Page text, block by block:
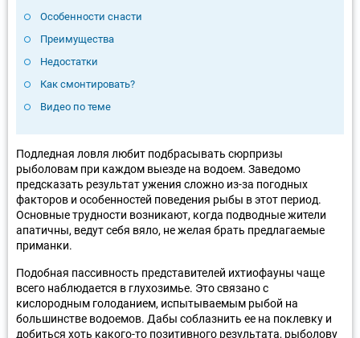
Особенности снасти
Преимущества
Недостатки
Как смонтировать?
Видео по теме
Подледная ловля любит подбрасывать сюрпризы
рыболовам при каждом выезде на водоем. Заведомо
предсказать результат ужения сложно из-за погодных
факторов и особенностей поведения рыбы в этот период.
Основные трудности возникают, когда подводные жители
апатичны, ведут себя вяло, не желая брать предлагаемые
приманки.
Подобная пассивность представителей ихтиофауны чаще
всего наблюдается в глухозимье. Это связано с
кислородным голоданием, испытываемым рыбой на
большинстве водоемов. Дабы соблазнить ее на поклевку и
добиться хоть какого-то позитивного результата, рыболову